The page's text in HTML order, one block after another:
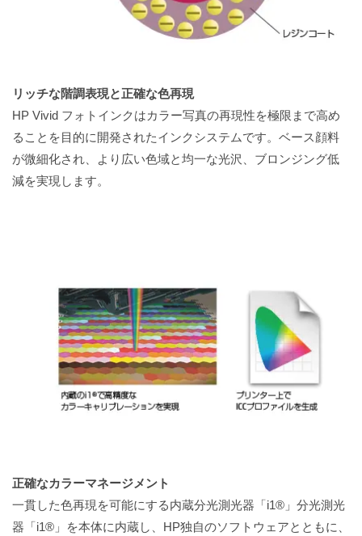
リッチな階調表現と正確な色再現
HP Vivid フォトインクはカラー写真の再現性を極限まで高め
ることを目的に開発されたインクシステムです。ベース顔料
が微細化され、より広い色域と均一な光沢、ブロンジング低
減を実現します。
正確なカラーマネージメント
一貫した色再現を可能にする内蔵分光測光器「i1®」分光測光
器「i1®」を本体に内蔵し、HP独自のソフトウェアとともに、